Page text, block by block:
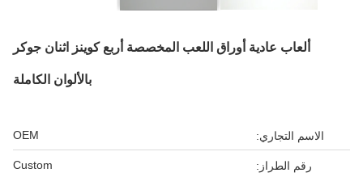
ألعاب عادية أوراق اللعب المخصصة أربع كوينز اثنان جوكر
بالألوان الكاملة
الاسم التجاري: OEM
رقم الطراز: Custom